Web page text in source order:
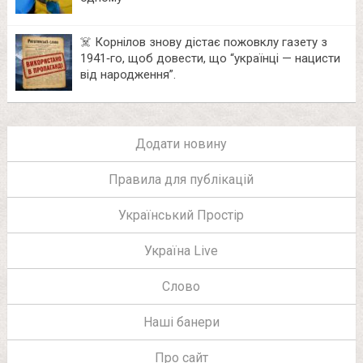
☠️ Корнілов знову дістає пожовклу газету з
1941‑го, щоб довести, що “українці — нацисти
від народження”.
Додати новину
Правила для публікацій
Український Простір
Україна Live
Слово
Наші банери
Про сайт